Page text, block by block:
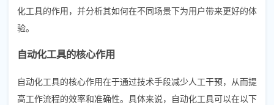
化工具的作用，并分析其如何在不同场景下为用户带来更好的体
验。
自动化工具的核心作用
自动化工具的核心作用在于通过技术手段减少人工干预，从而提
高工作流程的效率和准确性。具体来说，自动化工具可以在以下